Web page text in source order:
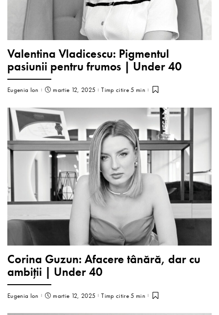
Valentina Vladicescu: Pigmentul
pasiunii pentru frumos | Under 40
Eugenia Ion martie 12, 2025 Timp citire 5 min
Corina Guzun: Afacere tânără, dar cu
ambiții | Under 40
Eugenia Ion martie 12, 2025 Timp citire 5 min